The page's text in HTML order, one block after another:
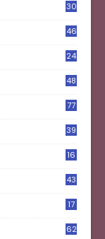
30
46
24
48
77
39
16
43
17
62